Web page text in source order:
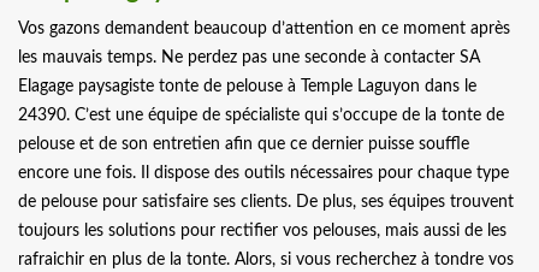
Vos gazons demandent beaucoup d’attention en ce moment après
les mauvais temps. Ne perdez pas une seconde à contacter SA
Elagage paysagiste tonte de pelouse à Temple Laguyon dans le
24390. C’est une équipe de spécialiste qui s’occupe de la tonte de
pelouse et de son entretien afin que ce dernier puisse souffle
encore une fois. Il dispose des outils nécessaires pour chaque type
de pelouse pour satisfaire ses clients. De plus, ses équipes trouvent
toujours les solutions pour rectifier vos pelouses, mais aussi de les
rafraichir en plus de la tonte. Alors, si vous recherchez à tondre vos